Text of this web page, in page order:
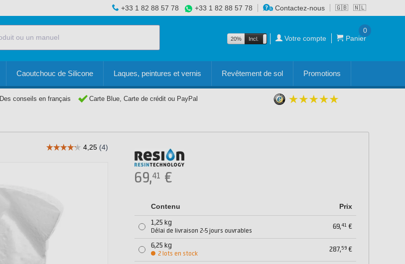
🇬🇧 🇳🇱
+33 1 82 88 57 78 +33 1 82 88 57 78 Contactez-nous
20% Incl. Excl. Votre compte Panier
0
Caoutchouc de Silicone Laques, peintures et vernis Revêtement de sol Promotions
Des conseils en français Carte Blue, Carte de crédit ou PayPal
69,41 €
Contenu Prix
1,25 kg
Délai de livraison 2-5 jours ouvrables
69,41 €
6,25 kg
2 lots en stock
287,59 €